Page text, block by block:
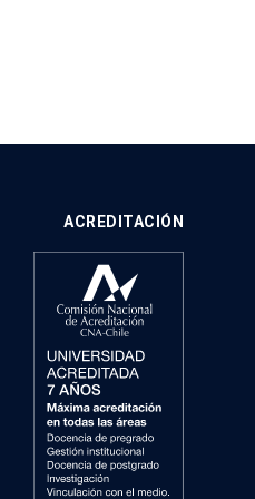
ACREDITACIÓN